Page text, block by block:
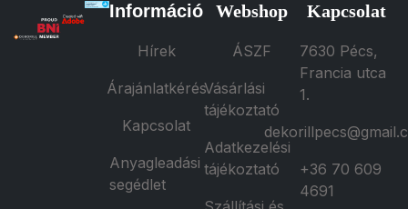
Információ
Hírek
Árajánlatkérés
Kapcsolat
Anyagleadási
segédlet
Webshop
ÁSZF
Vásárlási
tájékoztató
Adatkezelési
tájékoztató
Kapcsolat
7630 Pécs,
Francia utca
1.
+36 70 609
4691